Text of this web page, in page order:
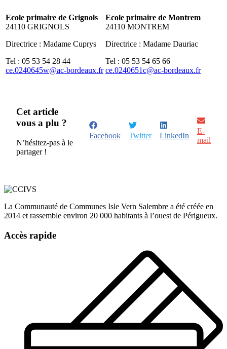
Ecole primaire de Grignols
24110 GRIGNOLS
Directrice : Madame Cuprys
Tel : 05 53 54 28 44
ce.0240645w@ac-bordeaux.fr
Ecole primaire de Montrem
24110 MONTREM
Directrice : Madame Dauriac
Tel : 05 53 54 65 66
ce.0240651c@ac-bordeaux.fr
Cet article
vous a plu ?
N’hésitez-pas à le
partager !
Facebook Twitter LinkedIn
E-
mail
La Communauté de Communes Isle Vern Salembre a été créée en
2014 et rassemble environ 20 000 habitants à l’ouest de Périgueux.
Accès rapide